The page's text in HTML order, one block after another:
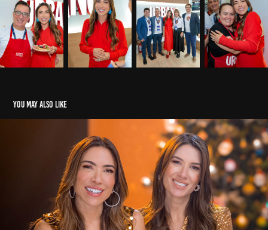
You may also like
CAMPANHA TELE SENA DE NATAL 2025